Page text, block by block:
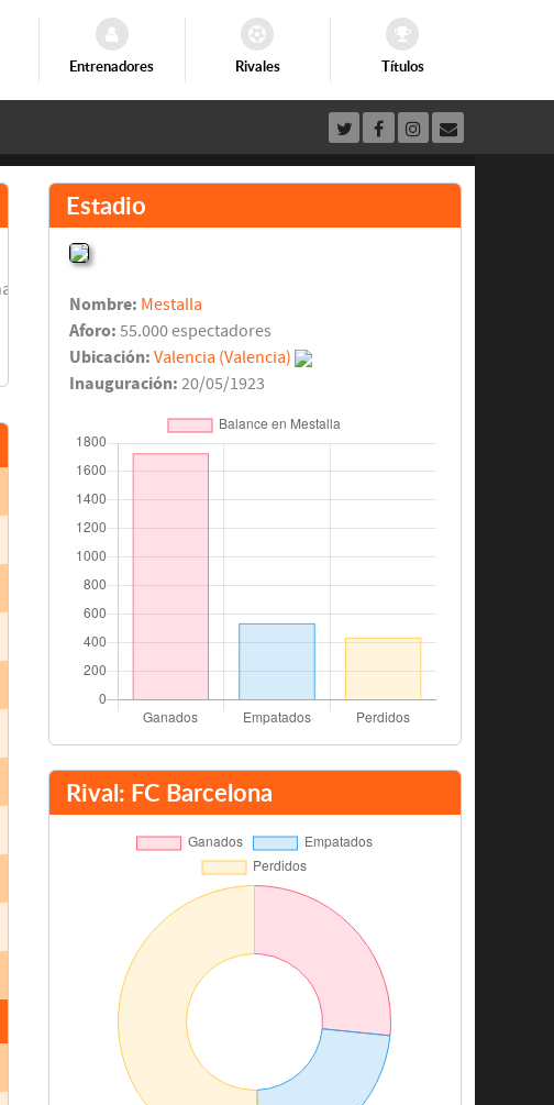
Entrenadores Rivales Títulos
Estadio
Nombre: Mestalla
Aforo: 55.000 espectadores
Ubicación: Valencia (Valencia)
Inauguración: 20/05/1923
Rival: FC Barcelona